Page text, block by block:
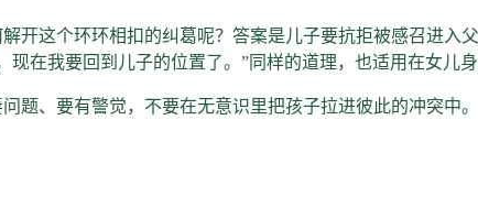
开这个环环相扣的纠葛呢？答案是儿子要抗拒被感召进入
在我要回到儿子的位置了。”同样的道理，也适用在女儿身
题、要有警觉，不要在无意识里把孩子拉进彼此的冲突中。